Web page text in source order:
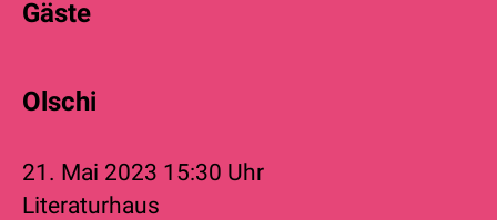
Gäste
Olschi
21. Mai 2023 15:30 Uhr
Literaturhaus